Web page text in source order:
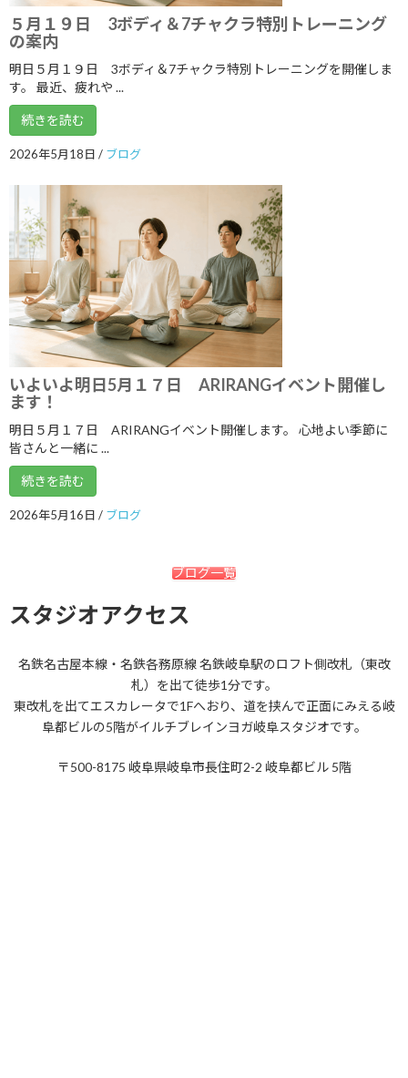
2018年9月
2018年8月
2018年7月
2018年6月
2018年5月
2018年3月
2018年2月
2018年1月
2017年12月
2017年11月
2017年10月
2017年9月
2017年8月
2017年7月
2017年6月
2017年3月
2017年1月
2016年12月
2016年10月
５月１９日 3ボディ＆7チャクラ特別トレーニング
の案内
明日５月１９日 3ボディ＆7チャクラ特別トレーニングを開催しま
す。 最近、疲れや ...
続きを読む
2026年5月18日 / ブログ
いよいよ明日5月１７日 ARIRANGイベント開催し
ます！
明日５月１７日 ARIRANGイベント開催します。 心地よい季節に
皆さんと一緒に ...
続きを読む
2026年5月16日 / ブログ
ブログ一覧
スタジオアクセス
名鉄名古屋本線・名鉄各務原線 名鉄岐阜駅のロフト側改札（東改
札）を出て徒歩1分です。
東改札を出てエスカレータで1Fへおり、道を挟んで正面にみえる岐
阜都ビルの5階がイルチブレインヨガ岐阜スタジオです。
〒500-8175 岐阜県岐阜市長住町2-2 岐阜都ビル 5階